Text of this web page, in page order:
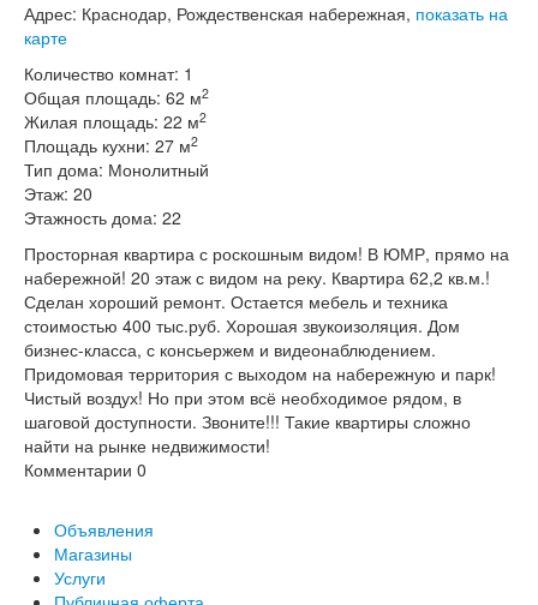
Адрес: Краснодар, Рождественская набережная, показать на
карте
Количество комнат: 1
Общая площадь: 62 м2
Жилая площадь: 22 м2
Площадь кухни: 27 м2
Тип дома: Монолитный
Этаж: 20
Этажность дома: 22
Просторная квартира с роскошным видом! В ЮМР, прямо на
набережной! 20 этаж с видом на реку. Квартира 62,2 кв.м.!
Сделан хороший ремонт. Остается мебель и техника
стоимостью 400 тыс.руб. Хорошая звукоизоляция. Дом
бизнес-класса, с консьержем и видеонаблюдением.
Придомовая территория с выходом на набережную и парк!
Чистый воздух! Но при этом всё необходимое рядом, в
шаговой доступности. Звоните!!! Такие квартиры сложно
найти на рынке недвижимости!
Комментарии 0
Объявления
Магазины
Услуги